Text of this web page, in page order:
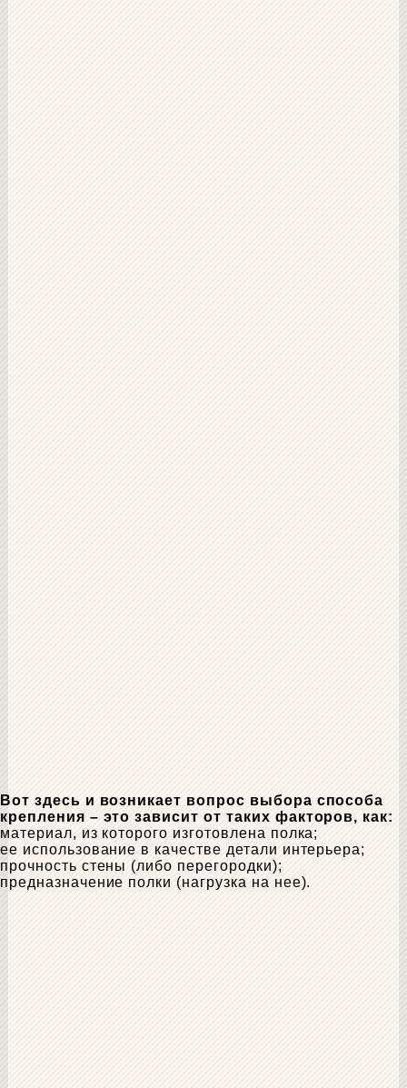
Вот здесь и возникает вопрос выбора способа
крепления – это зависит от таких факторов, как:
материал, из которого изготовлена полка;
ее использование в качестве детали интерьера;
прочность стены (либо перегородки);
предназначение полки (нагрузка на нее).